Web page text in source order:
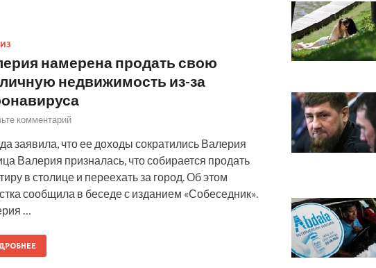
намерена продать свою
недвижимость из-за
комментарий
заявила, что ее доходы сократились Валерия
Валерия призналась, что собирается продать
в столице и переехать за город. Об этом
сообщила в беседе с изданием «Собеседник».
…